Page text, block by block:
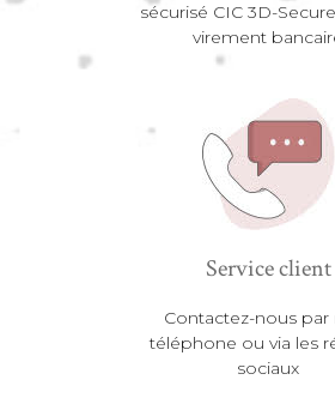
sécurisé CIC 3D-
virement
Service client
Contactez-nous par
téléphone ou via les
sociaux